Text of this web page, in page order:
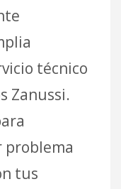
técnico
Zanussi.
problema
tus